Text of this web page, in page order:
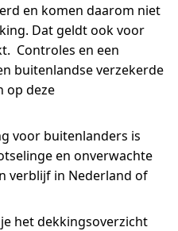
en komen daarom niet
Dat geldt ook voor
Controles en een
buitenlandse verzekerde
op deze
voor buitenlanders is
en onverwachte
verblijf in Nederland of
het dekkingsoverzicht